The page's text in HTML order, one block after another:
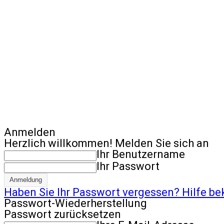
Anmelden
Herzlich willkommen! Melden Sie sich an
Ihr Benutzername
Ihr Passwort
Haben Sie Ihr Passwort vergessen? Hilfe
Passwort-Wiederherstellung
Passwort zurücksetzen